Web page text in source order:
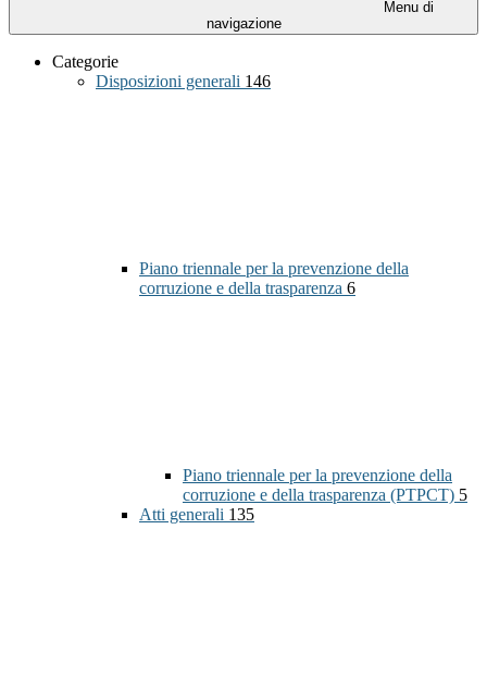
Menu di
navigazione
Categorie
Disposizioni generali 146
Piano triennale per la prevenzione della
corruzione e della trasparenza 6
Piano triennale per la prevenzione della
corruzione e della trasparenza (PTPCT) 5
Atti generali 135